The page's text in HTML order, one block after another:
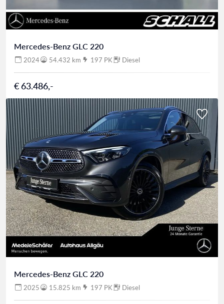
Mercedes-Benz GLC 220
2024 54.432 km 197 PK Diesel
€ 63.486,-
Mercedes-Benz GLC 220
2025 15.825 km 197 PK Diesel